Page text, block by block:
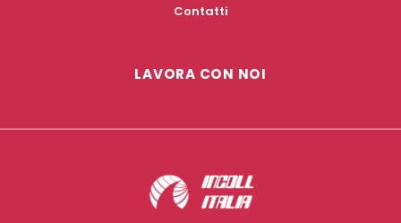
Contatti
LAVORA CON NOI